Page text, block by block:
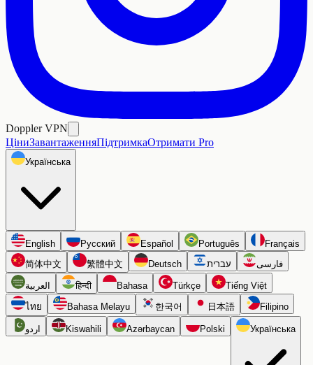
Doppler VPN
ЦіниЗавантаженняПідтримкаОтримати Pro
Українська
English Русский Español Português
Français
简体中文
繁體中文 Deutsch עברית فارسی
العربية हिन्दी Bahasa Türkçe
Tiếng Việt
ไทย
Bahasa Melayu 한국어 日本語 Filipino
اردو Kiswahili Azərbaycan Polski Українська